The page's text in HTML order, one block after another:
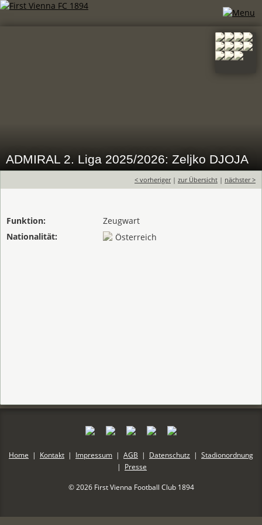
ADMIRAL 2. Liga 2025/2026: Zeljko DJOJA
< vorheriger| zur Übersicht | nächster >
Funktion:
Zeugwart
Nationalität:
Österreich
Home | Kontakt | Impressum | AGB | Datenschutz | Stadionordnung
| Presse
© 2026 First Vienna Football Club 1894